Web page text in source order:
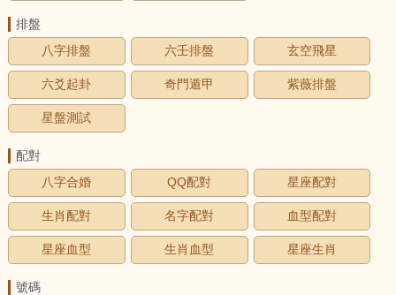
排盤
八字排盤
六壬排盤 玄空飛星
六爻起卦 奇門遁甲 紫薇排盤
星盤測試
配對
八字合婚
QQ配對 星座配對
生肖配對 名字配對 血型配對
星座血型 生肖血型 星座生肖
號碼